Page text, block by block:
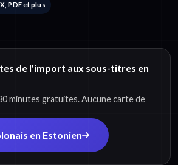
PDF et plus
de l'import aux sous-titres en
minutes gratuites. Aucune carte de
en Estonien